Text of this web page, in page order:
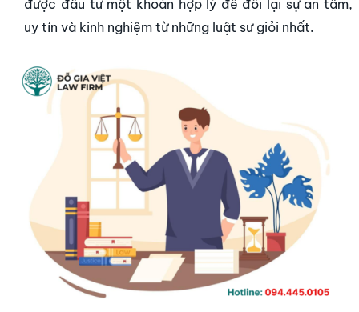
được đầu tư một khoản hợp lý để đổi lại sự an tâm,
uy tín và kinh nghiệm từ những luật sư giỏi nhất.